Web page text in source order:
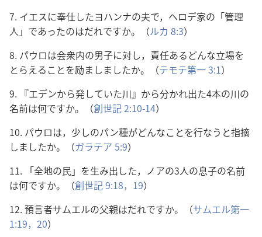
7. イエスに奉仕したヨハンナの夫で，ヘロデ家の「管理
人」であったのはだれですか。（ルカ 8:3）
8. パウロは会衆内の男子に対し，責任あるどんな立場を
とらえることを励ましましたか。（テモテ第一 3:1）
9. 『エデンから発していた川』から分かれ出た4本の川の
名前は何ですか。（創世記 2:10-14）
10. パウロは，少しのパン種がどんなことを行なうと指摘
しましたか。（ガラテア 5:9）
11. 「全地の民」を生み出した，ノアの3人の息子の名前
は何ですか。（創世記 9:18，19）
12. 預言者サムエルの父親はだれですか。（サムエル第一
1:19，20）